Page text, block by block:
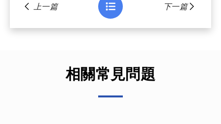
上一篇 下一篇
相關常見問題